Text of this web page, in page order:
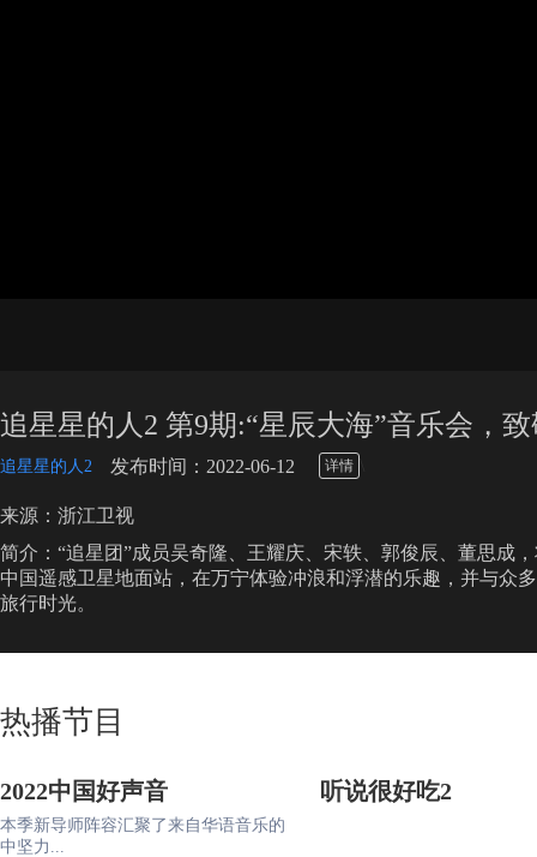
追星星的人2 第9期:“星辰大海”音乐会，
追星星的人2 发布时间：2022-06-12 详情
来源：浙江卫视
简介：“追星团”成员吴奇隆、王耀庆、宋轶、郭俊辰、董思成
中国遥感卫星地面站，在万宁体验冲浪和浮潜的乐趣，并与众
旅行时光。
热播节目
2022中国好声音
本季新导师阵容汇聚了来自华语音乐的
中坚力...
听说很好吃2